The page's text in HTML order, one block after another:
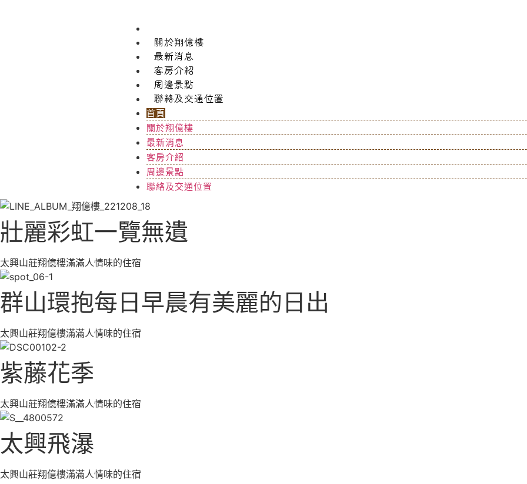
關於翔億樓
最新消息
客房介紹
周邊景點
聯絡及交通位置
首頁
關於翔億樓
最新消息
客房介紹
周邊景點
聯絡及交通位置
壯麗彩虹一覽無遺
太興山莊翔億樓滿滿人情味的住宿
群山環抱每日早晨有美麗的日出
太興山莊翔億樓滿滿人情味的住宿
紫藤花季
太興山莊翔億樓滿滿人情味的住宿
太興飛瀑
太興山莊翔億樓滿滿人情味的住宿